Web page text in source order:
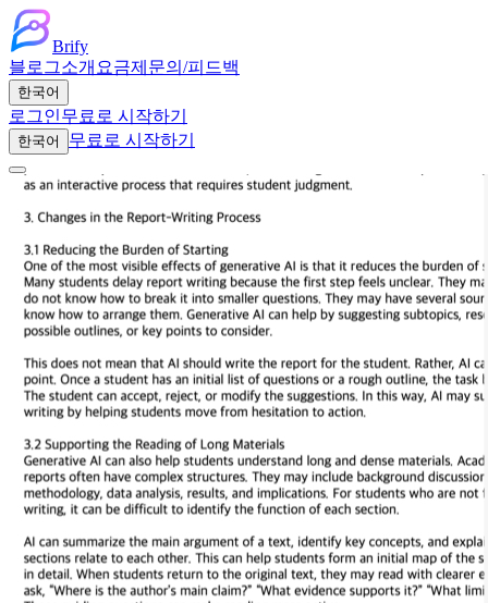
Brify
블로그소개 요금제 문의/피드백
한국어
로그인무료로 시작하기
한국어 무료로 시작하기